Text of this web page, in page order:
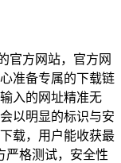
官方网站，官方网
准备专属的下载链
入的网址精准无
以明显的标识与安
载，用户能收获最
严格测试，安全性